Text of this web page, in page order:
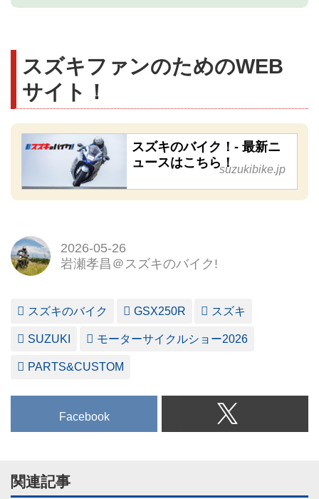
スズキファンのためのWEB
サイト！
スズキのバイク！- 最新ニ
ュースはこちら！suzukibike.jp
2026-05-26
岩瀬孝昌＠スズキのバイク!
スズキのバイク GSX250R スズキ
SUZUKI モーターサイクルショー2026
PARTS&CUSTOM
Facebook
関連記事